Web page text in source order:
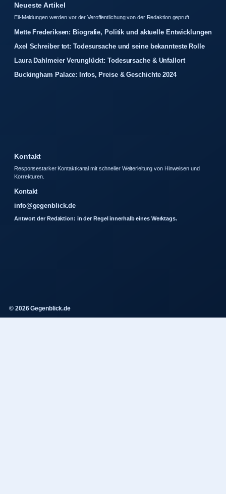
Neueste Artikel
Eil-Meldungen werden vor der Veroffentlichung von der Redaktion gepruft.
Mette Frederiksen: Biografie, Politik und aktuelle Entwicklungen
Axel Schreiber tot: Todesursache und seine bekannteste Rolle
Laura Dahlmeier Verunglückt: Todesursache & Unfallort
Buckingham Palace: Infos, Preise & Geschichte 2024
Kontakt
Responsestarker Kontaktkanal mit schneller Weiterleitung von Hinweisen und
Korrekturen.
Kontakt
info@gegenblick.de
Antwort der Redaktion: in der Regel innerhalb eines Werktags.
© 2026 Gegenblick.de